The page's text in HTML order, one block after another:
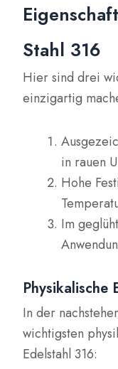
Stahl 316
Hier sind drei
einzigartig
in rauen
Hohe
Im
Physikalische
In der
wichtigsten
Edelstahl 316: